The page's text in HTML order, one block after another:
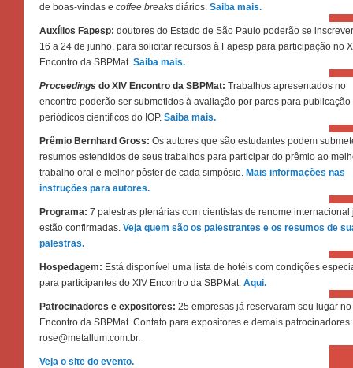
de boas-vindas e coffee breaks diários. Saiba mais.
Auxílios Fapesp: doutores do Estado de São Paulo poderão se
16 a 24 de junho, para solicitar recursos à Fapesp para participação no
Encontro da SBPMat. Saiba mais.
Proceedings do XIV Encontro da SBPMat: Trabalhos apresentados no
encontro poderão ser submetidos à avaliação por pares para publicação
periódicos científicos do IOP. Saiba mais.
Prêmio Bernhard Gross: Os autores que são estudantes podem
resumos estendidos de seus trabalhos para participar do prêmio ao
trabalho oral e melhor pôster de cada simpósio. Mais informações nas
instruções para autores.
Programa: 7 palestras plenárias com cientistas de renome internacional
estão confirmadas. Veja quem são os palestrantes e os resumos de
palestras.
Hospedagem: Está disponível uma lista de hotéis com condições
para participantes do XIV Encontro da SBPMat. Aqui.
Patrocinadores e expositores: 25 empresas já reservaram seu lugar no
Encontro da SBPMat. Contato para expositores e demais patrocinadores:
rose@metallum.com.br.
Veja o site do evento.